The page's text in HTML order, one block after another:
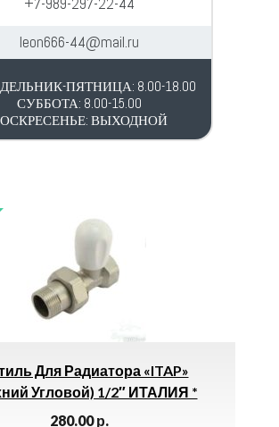
leon666-44@mail.ru
ПЯТНИЦА: 8.00-18.00
СУББОТА: 8.00-15.00
ВЫХОДНОЙ
Для Радиатора «ITAP»
Угловой) 1/2″ ИТАЛИЯ *
280.00р.